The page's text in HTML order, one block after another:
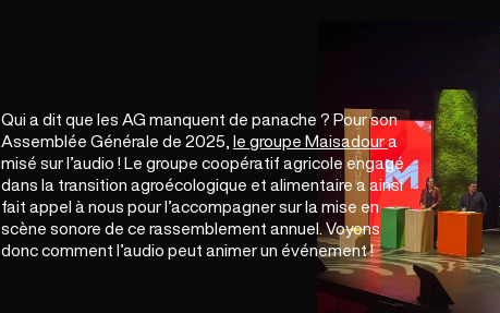
Qui a dit que les AG manquent de panache ? Pour son
Assemblée Générale de 2025, le groupe Maisadoura
misé sur l’audio ! Le groupe coopératif agricole engagé
dans la transition agroécologique et alimentaire a ainsi
fait appel à nous pour l’accompagner sur la mise en
scène sonore de ce rassemblement annuel. Voyons
donc comment l’audio peut animer un événement !